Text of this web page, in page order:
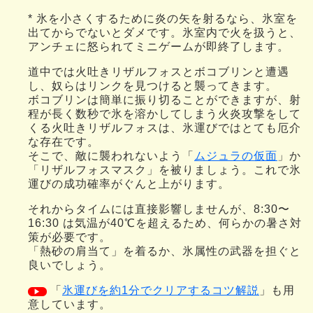
* 氷を小さくするために炎の矢を射るなら、氷室を
出てからでないとダメです。氷室内で火を扱うと、
アンチェに怒られてミニゲームが即終了します。
道中では火吐きリザルフォスとボコブリンと遭遇
し、奴らはリンクを見つけると襲ってきます。
ボコブリンは簡単に振り切ることができますが、射
程が長く数秒で氷を溶かしてしまう火炎攻撃をして
くる火吐きリザルフォスは、氷運びではとても厄介
な存在です。
そこで、敵に襲われないよう「 ムジュラの仮面 」か
「リザルフォスマスク」を被りましょう。これで氷
運びの成功確率がぐんと上がります。
それからタイムには直接影響しませんが、8:30〜
16:30 は気温が40℃を超えるため、何らかの暑さ対
策が必要です。
「熱砂の肩当て」を着るか、氷属性の武器を担ぐと
良いでしょう。
▶ 「 氷運びを約1分でクリアするコツ解説 」も用
意しています。